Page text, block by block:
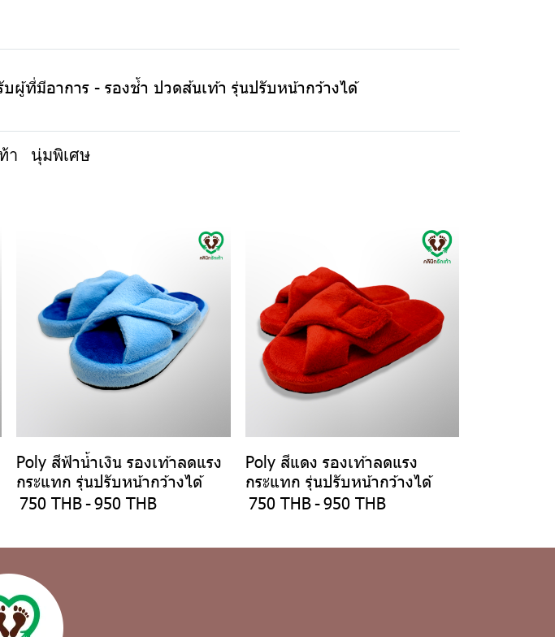
ผู้ที่มีอาการ - รองช้ำ ปวดส้นเท้า รุ่นปรับหน้ากว้างได้
า นุ่มพิเศษ
Poly สีฟ้าน้ำเงิน รองเท้าลดแรง
กระแทก รุ่นปรับหน้ากว้างได้
750 THB-950 THB
Poly สีแดง รองเท้าลดแรง
กระแทก รุ่นปรับหน้ากว้างได้
750 THB-950 THB